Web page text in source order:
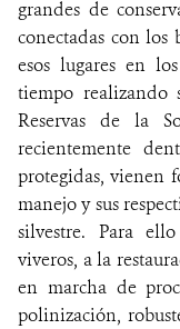
grandes de
conectadas con los
esos lugares en
tiempo realizando
Reservas de la
recientemente
protegidas, vienen
manejo y sus
silvestre. Para
viveros, a la
en marcha de
polinización,